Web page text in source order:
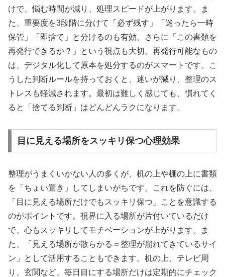
けで、悩む時間が減り、処理スピードが上がります。ま
た、重要度を3段階に分けて「必ず残す」「迷ったら一時
保管」「即捨て」と分けるのも有効。さらに「この書類を
再発行できるか？」という視点も大切。再発行可能なもの
は、デジタル化して原本を処分するのがスマートです。こ
うした判断ルールを持っておくと、迷いが減り、整理のス
トレスも軽減されます。最初は難しく感じても、慣れてく
ると「捨てる判断」はどんどんラクになります。
目に見える場所をスッキリ保つ心理効果
整理がうまくいかない人の多くが、机の上や棚の上に書類
を「ちょい置き」してしまいがちです。これを防ぐには、
「目に見える場所だけでもスッキリ保つ」ことを意識する
のがポイントです。視界に入る場所が片付いているだけ
で、心もスッキリしてモチベーションが上がります。ま
た、「見える場所が散らかる＝整理が崩れてきているサイ
ン」として活用することもできます。机の上、テレビ周
り、玄関など、毎日目にする場所だけは定期的にチェック